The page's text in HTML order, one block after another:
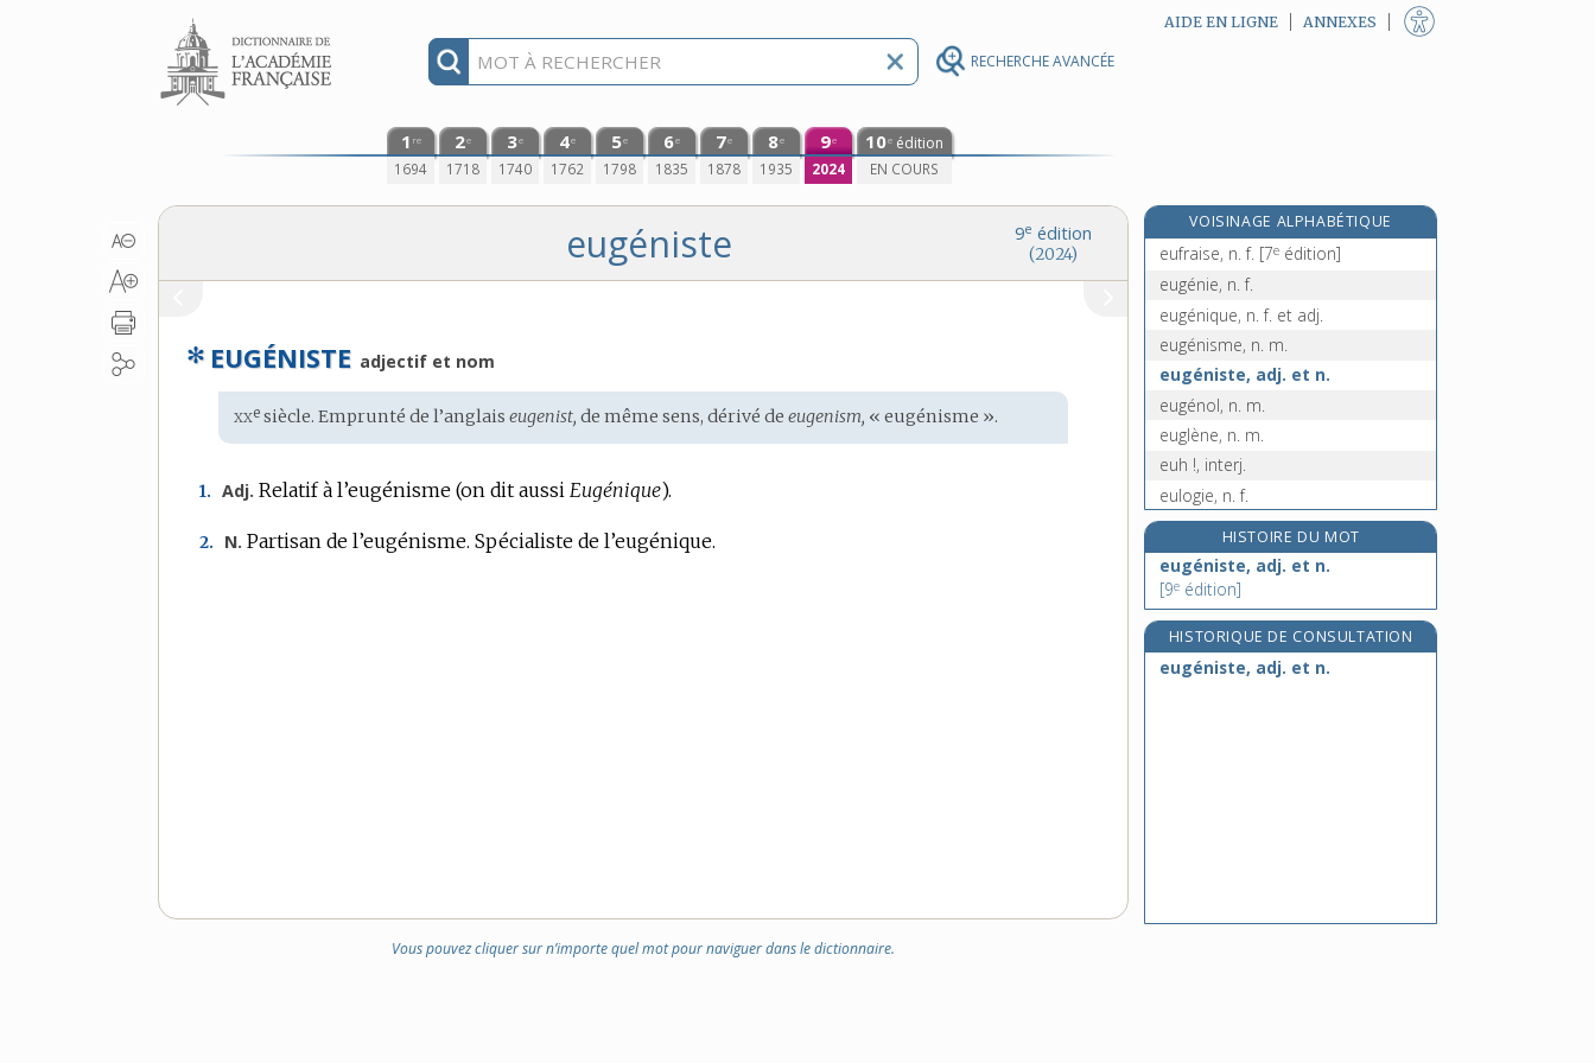
RECHERCHE AVANCÉE
Aller au contenu AIDE EN LIGNE ANNEXES
1 re
1694
2e
1718
3e
1740
4e
1762
5e
1798
6e
1835
7e
1878
8e
1935
9e
2024
10e édition
EN COURS
9e édition
(2024)
eugéniste
✻ EUGÉNISTE adjectif et nom
Étymologie
:
xxe siècle. Emprunté de l’anglais eugenist, de même sens, dérivé deeugenism, « eugénisme ».
1. Adj. Relatif à l’eugénisme (on dit aussi Eugénique).
2. N. Partisan de l’eugénisme. Spécialiste de l’eugénique.
Vous pouvez cliquer sur n’importe quel mot pour naviguer dans le dictionnaire.
VOISINAGE ALPHABÉTIQUE
eudiste, n. m.
eufraise, n. f. [7e édition]
eugénie, n. f.
eugénique, n. f. et adj.
eugénisme, n. m.
eugéniste, adj. et n.
eugénol, n. m.
euglène, n. m.
euh !, interj.
eulogie, n. f.
euménide, n. f.[7eédition]
eunuchisme, n. m.
eunuque, n. m.
eupatoire, n. f.
euphémique, adj.
HISTOIRE DU MOT
eugéniste, adj. et n.
[9e édition]
HISTORIQUE DE CONSULTATION
eugéniste, adj. et n.